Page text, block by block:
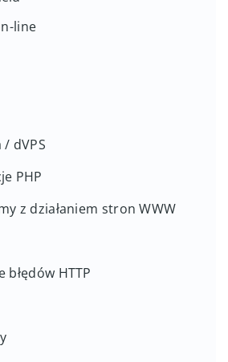
line
dVPS
PHP
z działaniem stron WWW
błędów HTTP